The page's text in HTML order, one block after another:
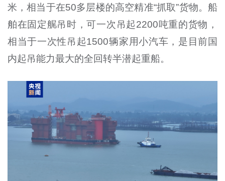
米，相当于在50多层楼的高空精准“抓取”货物。船
舶在固定艉吊时，可一次吊起2200吨重的货物，
相当于一次性吊起1500辆家用小汽车，是目前国
内起吊能力最大的全回转半潜起重船。